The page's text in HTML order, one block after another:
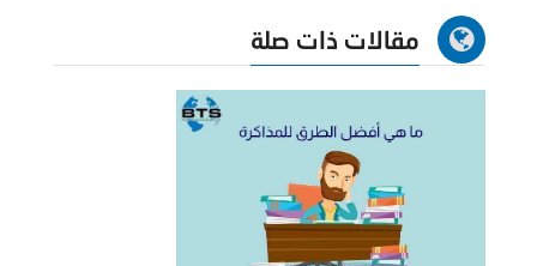
مقالات ذات صلة